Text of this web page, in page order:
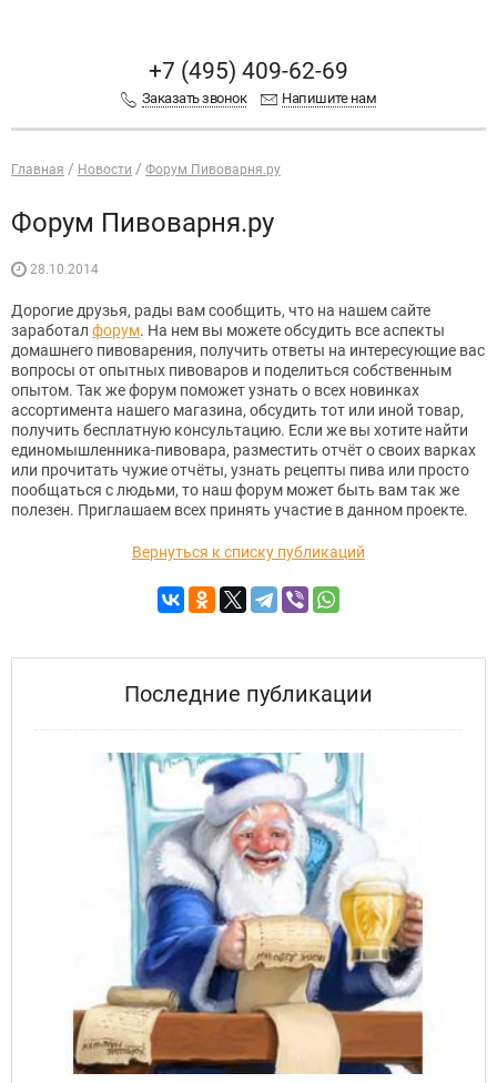
+7 (495) 409-62-69
Заказать звонок Напишите нам
Главная Новости Форум Пивоварня.ру
Форум Пивоварня.ру
28.10.2014
Дорогие друзья, рады вам сообщить, что на нашем сайте
заработал форум. На нем вы можете обсудить все аспекты
домашнего пивоварения, получить ответы на интересующие вас
вопросы от опытных пивоваров и поделиться собственным
опытом. Так же форум поможет узнать о всех новинках
ассортимента нашего магазина, обсудить тот или иной товар,
получить бесплатную консультацию. Если же вы хотите найти
единомышленника-пивовара, разместить отчёт о своих варках
или прочитать чужие отчёты, узнать рецепты пива или просто
пообщаться с людьми, то наш форум может быть вам так же
полезен. Приглашаем всех принять участие в данном проекте.
Вернуться к списку публикаций
Последние публикации